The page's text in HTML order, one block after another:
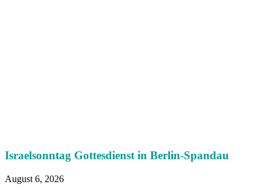
Israelsonntag Gottesdienst in Berlin-Spandau
August 6, 2026